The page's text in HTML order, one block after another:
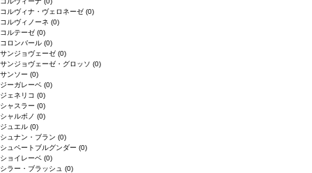
コルヴィナ・ヴェロネーゼ (0)
コルヴィノーネ (0)
コルテーゼ (0)
コロンバール (0)
サンジョヴェーゼ (0)
サンジョヴェーゼ・グロッソ (0)
サンソー (0)
ジーガレーベ (0)
ジェネリコ (0)
シャスラー (0)
シャルボノ (0)
ジュエル (0)
シュナン・ブラン (0)
シュペートブルグンダー (0)
ショイレーベ (0)
シラー・ブラッシュ (0)